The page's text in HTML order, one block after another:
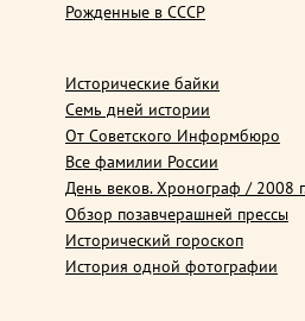
Рожденные в СССР
Исторические байки
Семь дней истории
От Советского Информбюро
Все фамилии России
День веков. Хронограф / 2008
Обзор позавчерашней прессы
Исторический гороскоп
История одной фотографии